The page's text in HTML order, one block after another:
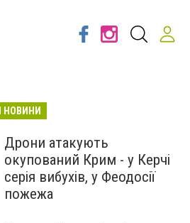
НОВИНИ
Дрони атакують
окупований Крим - у Керчі
серія вибухів, у Феодосії
пожежа